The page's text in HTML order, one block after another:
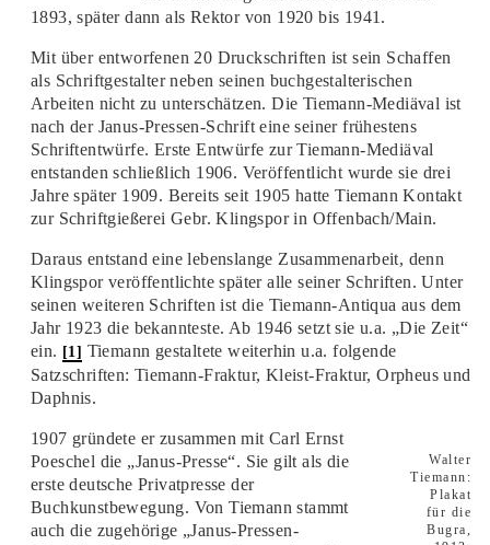
1893, später dann als Rektor von 1920 bis 1941.
Mit über entworfenen 20 Druckschriften ist sein Schaffen
als Schriftgestalter neben seinen buchgestalterischen
Arbeiten nicht zu unterschätzen. Die Tiemann-Mediäval ist
nach der Janus-Pressen-Schrift eine seiner frühestens
Schriftentwürfe. Erste Entwürfe zur Tiemann-Mediäval
entstanden schließlich 1906. Veröffentlicht wurde sie drei
Jahre später 1909. Bereits seit 1905 hatte Tiemann Kontakt
zur Schriftgießerei Gebr. Klingspor in Offenbach/Main.
Daraus entstand eine lebenslange Zusammenarbeit, denn
Klingspor veröffentlichte später alle seiner Schriften. Unter
seinen weiteren Schriften ist die Tiemann-Antiqua aus dem
Jahr 1923 die bekannteste. Ab 1946 setzt sie u.a. „Die Zeit“
ein. [1] Tiemann gestaltete weiterhin u.a. folgende
Satzschriften: Tiemann-Fraktur, Kleist-Fraktur, Orpheus und
Daphnis.
Walter
Tiemann:
Plakat
für die
Bugra,
1907 gründete er zusammen mit Carl Ernst
Poeschel die „Janus-Presse“. Sie gilt als die
erste deutsche Privatpresse der
Buchkunstbewegung. Von Tiemann stammt
auch die zugehörige „Janus-Pressen-